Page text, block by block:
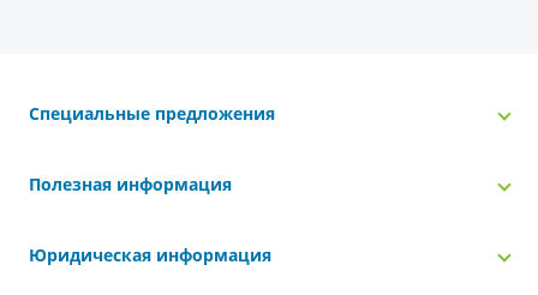
Специальные предложения
Полезная информация
Юридическая информация